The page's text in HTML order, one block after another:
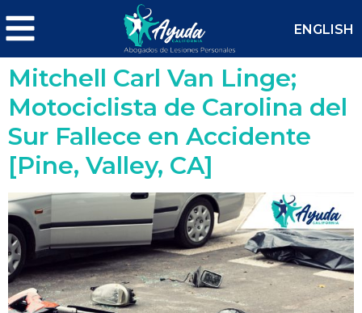
ENGLISH
Mitchell Carl Van Linge;
Motociclista de Carolina del
Sur Fallece en Accidente
[Pine, Valley, CA]